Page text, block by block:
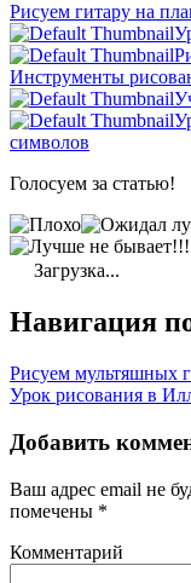
Рисуем гитару на
Инструменты
символов
Голосуем за статью!
Загрузка...
Навигация
Рисуем мультяшных
Урок рисования в
Добавить
Ваш адрес email не
помечены *
Комментарий